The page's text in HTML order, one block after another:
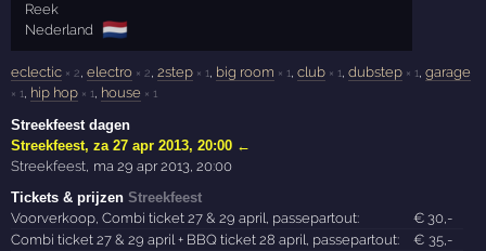
Reek
Nederland 🇳🇱
eclectic × 2,electro × 2,2step × 1, big room × 1,club × 1,dubstep × 1,garage
× 1, hip hop × 1, house × 1
Streekfeest dagen
Streekfeest,za 27 apr 2013, 20:00 ←
Streekfeest ma 29 apr 2013, 20:00
Tickets & prijzenStreekfeest
Voorverkoop, Combi ticket 27 & 29 april, passepartout:
€ 30 ,-
Combi ticket 27 & 29 april + BBQ ticket 28 april, passepartout:
€ 35 ,-